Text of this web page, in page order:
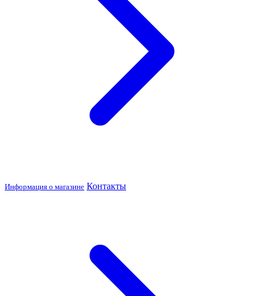
Информация о магазине Контакты